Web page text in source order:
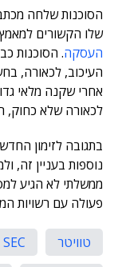
שלו הקשורים
העסקה. הסוכנות
העיכוב, לכאורה,
אחרי שקנה מלאי
לכאורה שלא כחוק,
בתגובה לזימון
נוספות בעניין זה,
ממשלתי לא הגיע
פעולה עם רשויות
טוויטר SEC